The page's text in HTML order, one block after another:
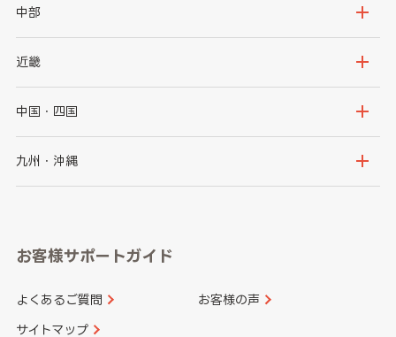
岩手県
秋田県
茨城県
群馬県
千葉県
中部
新潟県
石川県
山梨県
愛知県
近畿
大阪府
京都府
和歌山県
中国・四国
鳥取県
山口県
香川県 愛媛県
九州・沖縄
長崎県
大分県 宮崎県
お客様サポートガイド
よくあるご質問 お客様の声
サイトマップ